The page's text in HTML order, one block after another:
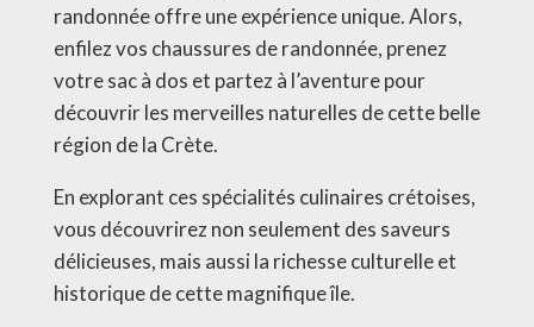
randonnée offre une expérience unique. Alors,
enfilez vos chaussures de randonnée, prenez
votre sac à dos et partez à l’aventure pour
découvrir les merveilles naturelles de cette belle
région de la Crète.
En explorant ces spécialités culinaires crétoises,
vous découvrirez non seulement des saveurs
délicieuses, mais aussi la richesse culturelle et
historique de cette magnifique île.